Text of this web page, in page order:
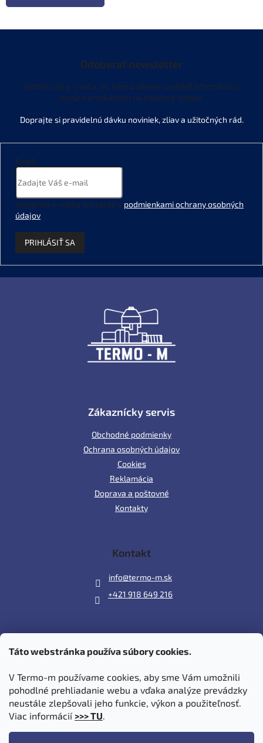
Táto webstránka používa súbory cookies.
V Termo-m používame cookies, aby sme Vám umožnili
pohodlné prehliadanie webu a vďaka analýze prevádzky
neustále zlepšovali jeho funkcie, výkon a použiteľnosť.
Viac informácií >>> TU.
Odoberať newsletter
Vložte svoj e-mail a my Vám budeme zasielať informácie o
nových produktoch na našom e-shope.
Email
Vložením e-mailu súhlasíte s podmienkami ochrany osobných
údajov.
PRIHLÁSIŤ SA
Zákaznícky servis
Obchodné podmienky
Ochrana osobných údajov
Cookies
Reklamácia
Doprava a poštovné
Kontakty
Kontakt
info@termo-m.sk
+421 918 649 216
Prijímame online platby